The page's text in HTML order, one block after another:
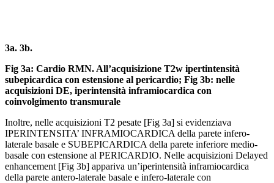
3a. 3b.
Fig 3a: Cardio RMN. All’acquisizione T2w ipertintensità
subepicardica con estensione al pericardio; Fig 3b: nelle
acquisizioni DE, iperintensità inframiocardica con
coinvolgimento transmurale
Inoltre, nelle acquisizioni T2 pesate [Fig 3a] si evidenziava
IPERINTENSITA’ INFRAMIOCARDICA della parete infero-
laterale basale e SUBEPICARDICA della parete inferiore medio-
basale con estensione al PERICARDIO. Nelle acquisizioni Delayed
enhancement [Fig 3b] appariva un’iperintensità inframiocardica
della parete antero-laterale basale e infero-laterale con